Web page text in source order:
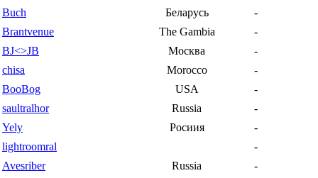
Buch
Беларусь
-
Brantvenue
The Gambia
-
BJ<>JB
Москва
-
chisa
Morocco
-
BooBog
USA
-
saultralhor
Russia
-
Yely
Росиия
-
lightroomral
-
Avesriber
Russia
-